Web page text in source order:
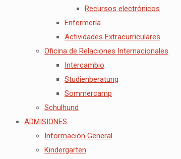
Recursos electrónicos
Enfermería
Actividades Extracurriculares
Oficina de Relaciones Internacionales
Intercambio
Studienberatung
Sommercamp
Schulhund
ADMISIONES
Información General
Kindergarten